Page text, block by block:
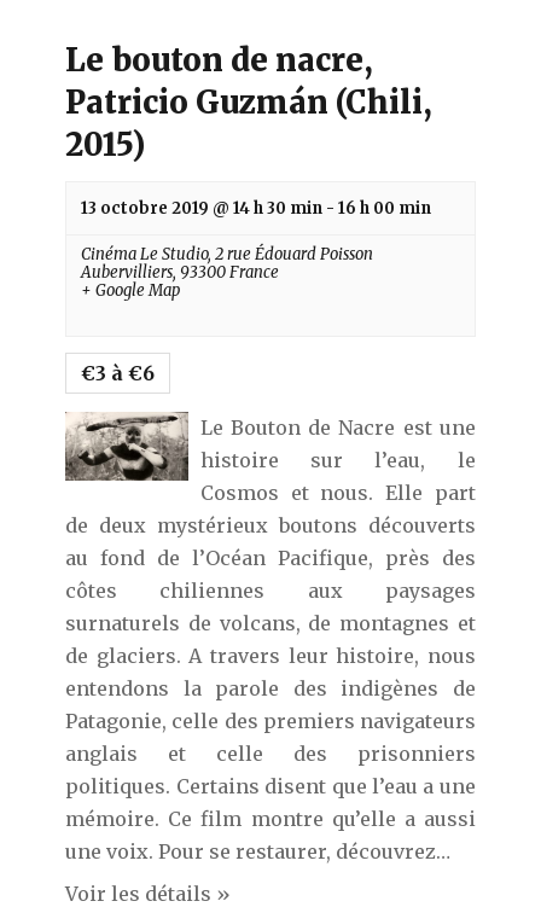
Le bouton de nacre,
Patricio Guzmán (Chili,
2015)
13 octobre 2019 @ 14 h 30 min -16 h 00 min
Cinéma Le Studio,2 rue Édouard Poisson
Aubervilliers, 93300 France
+ Google Map
€3 à €6
Le Bouton de Nacre est une
histoire sur l’eau, le
Cosmos et nous. Elle part
de deux mystérieux boutons découverts
au fond de l’Océan Pacifique, près des
côtes chiliennes aux paysages
surnaturels de volcans, de montagnes et
de glaciers. A travers leur histoire, nous
entendons la parole des indigènes de
Patagonie, celle des premiers navigateurs
anglais et celle des prisonniers
politiques. Certains disent que l’eau a une
mémoire. Ce film montre qu’elle a aussi
une voix. Pour se restaurer, découvrez…
Voir les détails »